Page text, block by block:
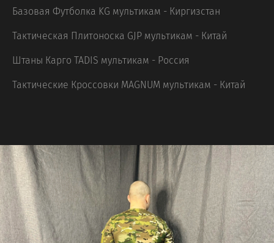
Базовая Футболка KG мультикам - Киргизстан
Тактическая Плитоноска GJP мультикам - Китай
Штаны Карго TADIS мультикам - Россия
Тактические Кроссовки MAGNUM мультикам - Китай